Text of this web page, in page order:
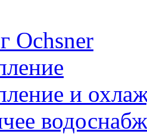
Ochsner
и